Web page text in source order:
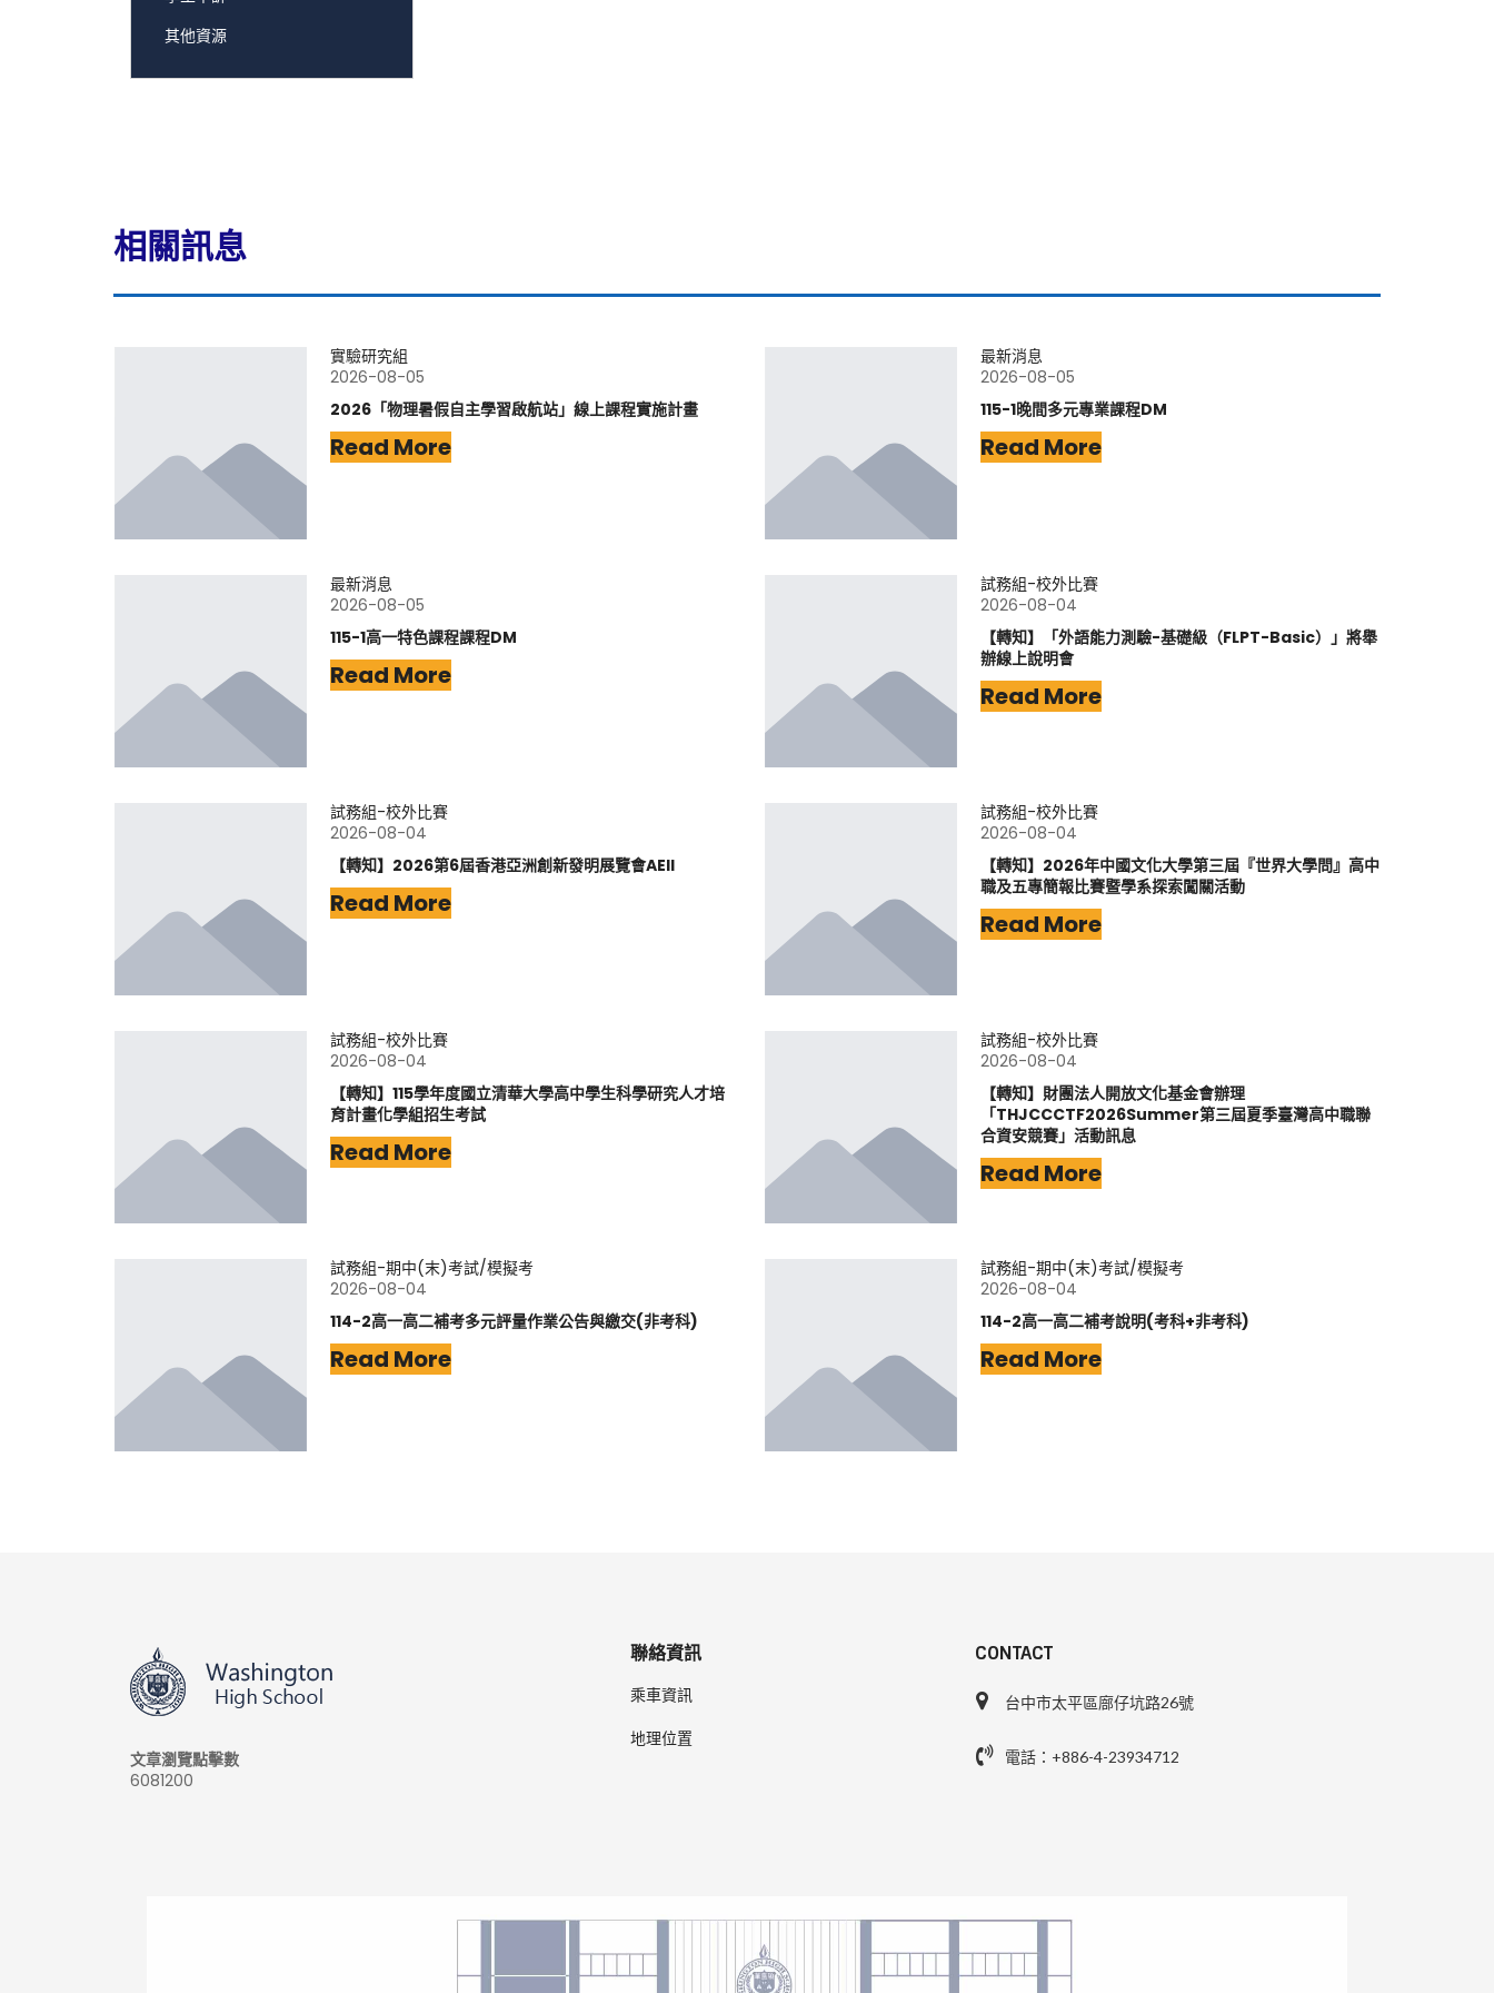
其他資源
相關訊息
實驗研究組
2026-08-05
2026「物理暑假自主學習啟航站」線上課程實施計畫
Read More
最新消息
2026-08-05
115-1晚間多元專業課程DM
Read More
最新消息
2026-08-05
115-1高一特色課程課程DM
Read More
試務組-校外比賽
2026-08-04
【轉知】「外語能力測驗-基礎級（FLPT-Basic）」將舉
辦線上說明會
Read More
試務組-校外比賽
2026-08-04
【轉知】2026第6屆香港亞洲創新發明展覽會AEII
Read More
試務組-校外比賽
2026-08-04
【轉知】2026年中國文化大學第三屆『世界大學問』高中
職及五專簡報比賽暨學系探索闖關活動
Read More
試務組-校外比賽
2026-08-04
【轉知】115學年度國立清華大學高中學生科學研究人才培
育計畫化學組招生考試
Read More
試務組-校外比賽
2026-08-04
【轉知】財團法人開放文化基金會辦理
「THJCCCTF2026Summer第三屆夏季臺灣高中職聯
合資安競賽」活動訊息
Read More
試務組-期中(末)考試/模擬考
2026-08-04
114-2高一高二補考多元評量作業公告與繳交(非考科)
Read More
試務組-期中(末)考試/模擬考
2026-08-04
114-2高一高二補考說明(考科+非考科)
Read More
文章瀏覽點擊數
6081200
聯絡資訊
乘車資訊
地理位置
CONTACT
台中市太平區廍仔坑路26號
電話：+886-4-23934712